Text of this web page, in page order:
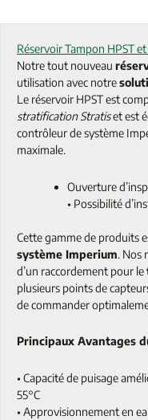
Réservoir Tampon HPST
Notre tout nouveau
utilisation avec notre
Le réservoir HPST est
stratification Stratiset est
contrôleur de système
maximale.
Ouverture
• Possibilité
Cette gamme de produits
système Imperium. Nos
d’un raccordement pour le
plusieurs points de
de commander
Principaux Avantages
• Capacité de puisage
55°C
• Approvisionnement en